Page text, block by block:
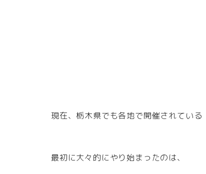
現在、栃木県でも各地で開催されている
最初に大々的にやり始まったのは、